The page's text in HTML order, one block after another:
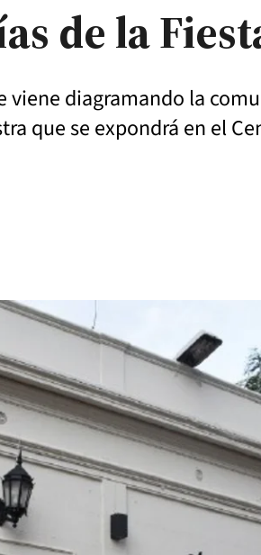
de la
diagramando la
que se expondrá en el